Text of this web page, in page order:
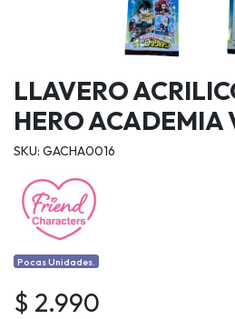
LLAVERO
HERO ACADEMIA
SKU: GACHA0016
Pocas Unidades.
$ 2.990